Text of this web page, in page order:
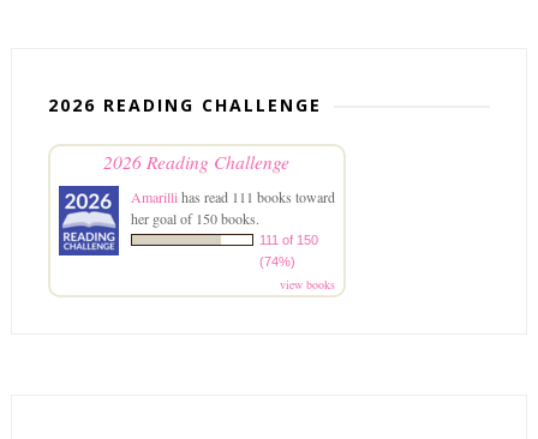
2026 READING CHALLENGE
2026 Reading Challenge
Amarillihas read 111 books toward
her goal of 150 books.
111 of 150
(74%)
view books